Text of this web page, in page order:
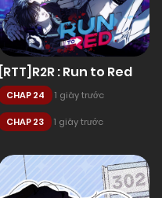
[RTT]R2R : Run to Red
CHAP 24 1 giây trước
CHAP 23 1 giây trước